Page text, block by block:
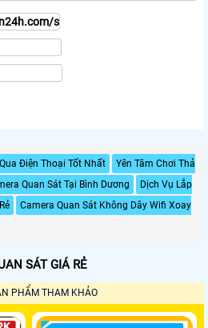
Điện Thoại Tốt Nhất
Yên Tâm Chơi Thả
Quan Sát Tại Bình Dương
Dịch Vụ Lắp
Camera Quan Sát Không Dây Wifi Xoay
SÁT GIÁ RẺ
PHẨM THAM KHẢO